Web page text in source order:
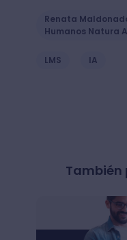
Renata
Humanos Natura
LMS IA